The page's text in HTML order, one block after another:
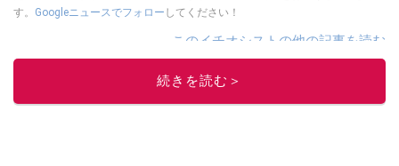
す。 Googleニュースでフォロー してください！
このイチオシストの他の記事を読む
続きを読む＞